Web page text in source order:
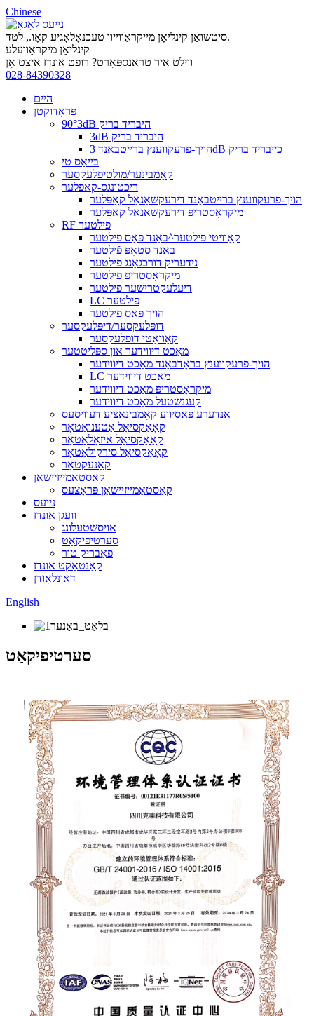
Chinese
סיטשואַן קינליאָן מייקראַווייוו טעכנאָלאָגיע קאָו., לטד.
קינליאָן מיקראָוועלע
ווילט איר טראַנספּאָרט? רופט אונדז איצט אָן
028-84390328
היים
פּראָדוקטן
90°3dB היבריד בריק
3dB היבריד בריק
הויך-פרעקווענץ ברייטבאַנד 3dB כייבריד בריק
בייאַס טי
קאָמבינער/מולטיפּלעקסער
ריכטונגס-קאפלער
הויך-פרעקווענץ ברייטבאַנד דירעקשאַנאַל קאַפּלער
מיקראָסטריפּ דירעקשאַנאַל קאַפּלער
RF פילטער
קאַוויטי פילטער^באַנד פּאַס פילטער
באַנד סטאָפּ פֿילטער
נידעריק דורכגאַנג פילטער
מיקראָסטריפּ פילטער
דיעלעקטרישער פילטער
LC פילטער
הויך פּאַס פילטער
דופּלעקסער/דיפּלעקסער
קאַוואַטי דופּלעקסער
מאַכט דיווידער און ספּליטטער
הויך-פרעקווענץ בראָדבאַנד מאַכט דיווידער
LC מאַכט דיווידער
מיקראָסטריפּ מאַכט דיווידער
קעגנשטעל מאַכט דיווידער
אַנדערע פּאַסיווע קאָמבינאַציע דעוויסעס
קאָאַקסיאַל אַטענואַטאָר
קאָאַקסיאַל איזאָלאַטאָר
קאָאַקסיאַל סירקולאַטאָר
קאַנעקטאָר
קאַסטאַמייזיישאַן
קאַסטאַמייזיישאַן פּראָצעס
נייעס
וועגן אונדז
אויסשטעלונג
סערטיפיקאַט
פאַבריק טור
קאָנטאַקט אונדז
דאַונלאָודן
English
סערטיפיקאַט